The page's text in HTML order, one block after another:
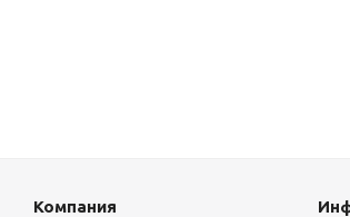
Компания